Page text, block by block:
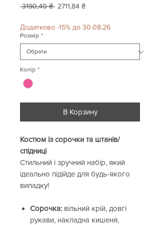
3190,40 ₴ Звичайна
2711,84 ₴За
Додатково -15% до 30.08.26
Розмір *
Колір *
В Корзину
Костюм із сорочки та штанів/
спідниці
Стильний і зручний набір, який
ідеально підійде для будь-якого
випадку!
Сорочка: вільний крій, довгі
рукави, накладна кишеня,